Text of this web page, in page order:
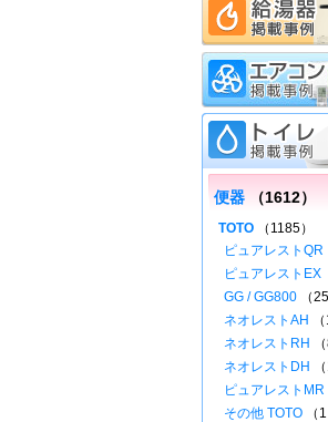
便器 （1612）
TOTO （1185）
ピュアレストQR
ピュアレストEX
GG / GG800 （25
ネオレストAH
ネオレストRH
ネオレストDH
ピュアレストMR
その他 TOTO （1